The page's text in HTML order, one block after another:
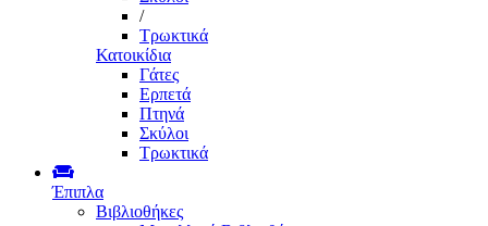
/
Τρωκτικά
Κατοικίδια
Γάτες
Ερπετά
Πτηνά
Σκύλοι
Τρωκτικά
Έπιπλα
Βιβλιοθήκες